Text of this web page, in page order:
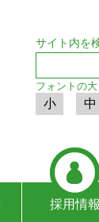
サイト内を
フォントの
小 中
採用情報